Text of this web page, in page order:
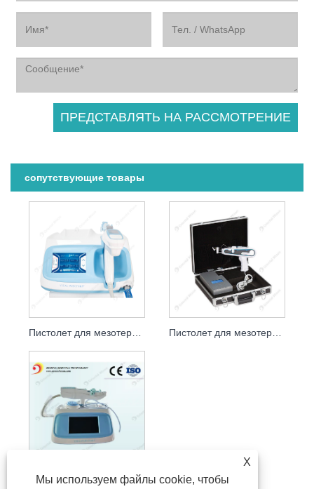
сопутствующие товары
Пистолет для мезотерапии II Многоигольный мезоинжектор Prp Mesogun
Мезотерапевтический пистолет для удаления морщин на коже
X
Мы используем файлы cookie, чтобы